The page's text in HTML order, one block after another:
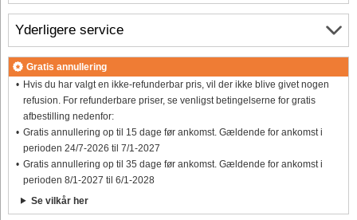
Yderligere service
Gratis annullering
Hvis du har valgt en ikke-refunderbar pris, vil der ikke blive givet nogen
refusion. For refunderbare priser, se venligst betingelserne for gratis
afbestilling nedenfor:
Gratis annullering op til 15 dage før ankomst. Gældende for ankomst i
perioden 24/7-2026 til 7/1-2027
Gratis annullering op til 35 dage før ankomst. Gældende for ankomst i
perioden 8/1-2027 til 6/1-2028
Se vilkår her